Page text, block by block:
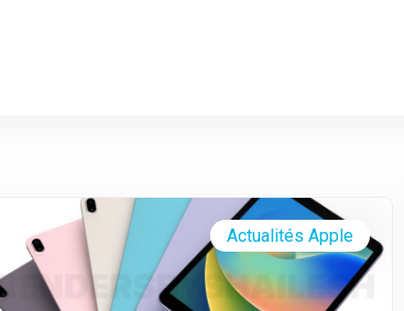
Actualités Apple